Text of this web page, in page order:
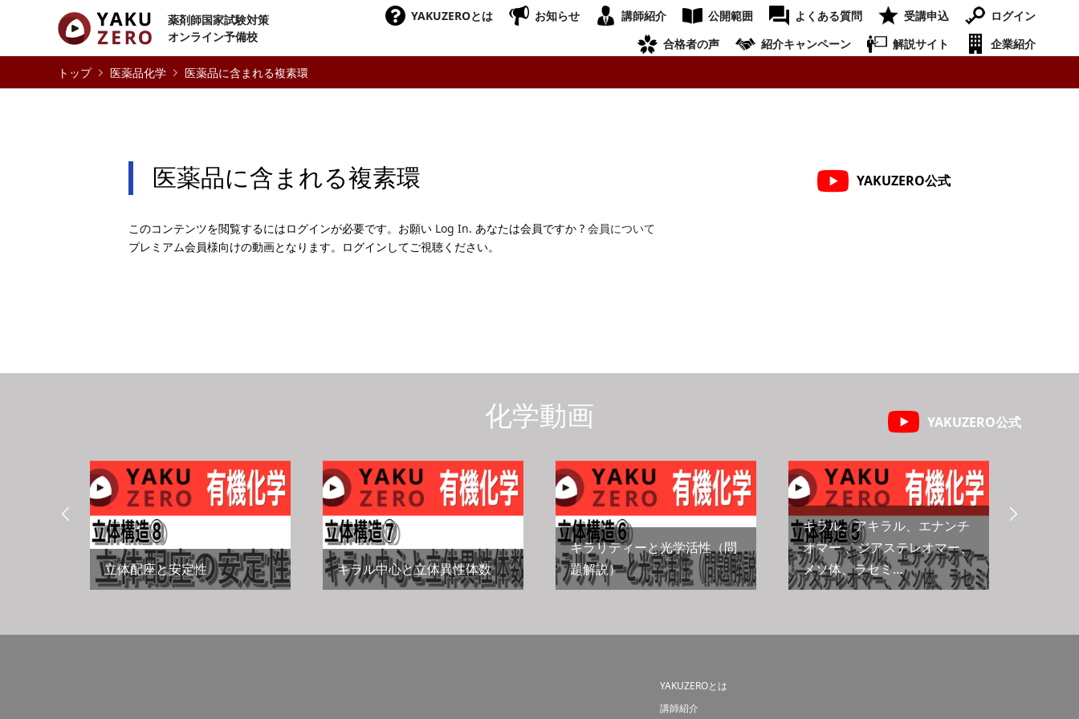
薬剤師国家試験対策
オンライン予備校
YAKUZEROとは お知らせ 講師紹介 公開範囲 よくある質問 受講申込
ログイン
合格者の声
紹介キャンペーン 解説サイト
企業紹介
医薬品化学
医薬品に含まれる複素環
医薬品に含まれる複素環 YAKUZERO公式
このコンテンツを閲覧するにはログインが必要です。お願い Log In. あなたは会員ですか ? 会員について
プレミアム会員様向けの動画となります。ログインしてご視聴ください。
YAKUZERO公式
化学動画

立体配座と安定性 キラル中心と立体異性体数
キラリティーと光学活性（問
題解説）
キラル、アキラル、エナンチ
オマー 、ジアステレオマー、
メソ体、ラセミ…

YAKUZEROとは
講師紹介